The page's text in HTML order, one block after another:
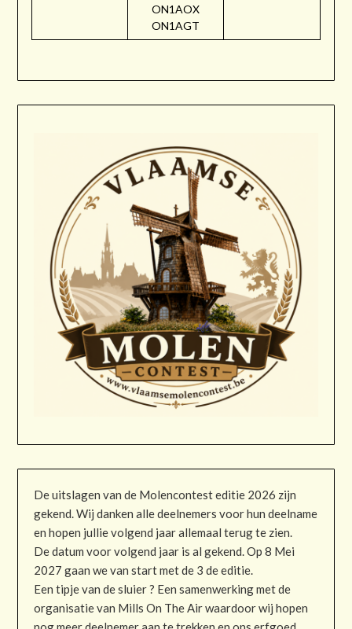
ON1AOX
ON1AGT
De uitslagen van de Molencontest editie 2026 zijn
gekend. Wij danken alle deelnemers voor hun deelname
en hopen jullie volgend jaar allemaal terug te zien.
De datum voor volgend jaar is al gekend. Op 8 Mei
2027 gaan we van start met de 3 de editie.
Een tipje van de sluier ? Een samenwerking met de
organisatie van Mills On The Air waardoor wij hopen